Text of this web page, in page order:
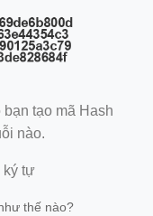
tạo mã Hash
nào.
ký tự
thế nào?